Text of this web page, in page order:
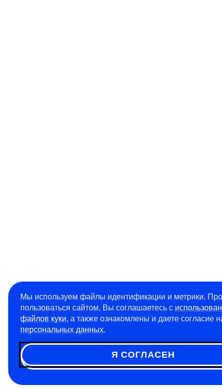
Мы используем файлы идентификации и метрики.
пользоваться сайтом, Вы соглашаетесь с
файлов куки, а также ознакомлены и даете согласие
персональных данных.
Я СОГЛАСЕН